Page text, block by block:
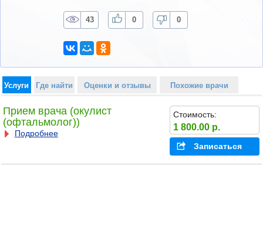
43 0 0
Услуги Где найти Оценки и отзывы Похожие врачи
Прием врача (окулист
(офтальмолог))
Подробнее
Стоимость:
1 800.00 р.
Записаться